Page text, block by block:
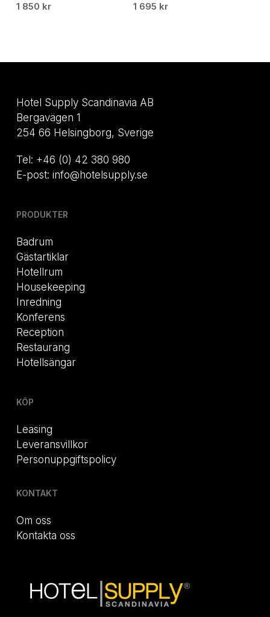
1 850 kr
1 695 kr
Hotel Supply Scandinavia AB
Bergavägen 1
254 66 Helsingborg, Sverige
Tel: +46 (0) 42 380 980
E-post: info@hotelsupply.se
PRODUKTER
Badrum
Gästartiklar
Hotellrum
Housekeeping
Inredning
Konferens
Reception
Restaurang
Hotellsängar
KÖP
Leasing
Leveransvillkor
Personuppgiftspolicy
KONTAKT
Om oss
Kontakta oss